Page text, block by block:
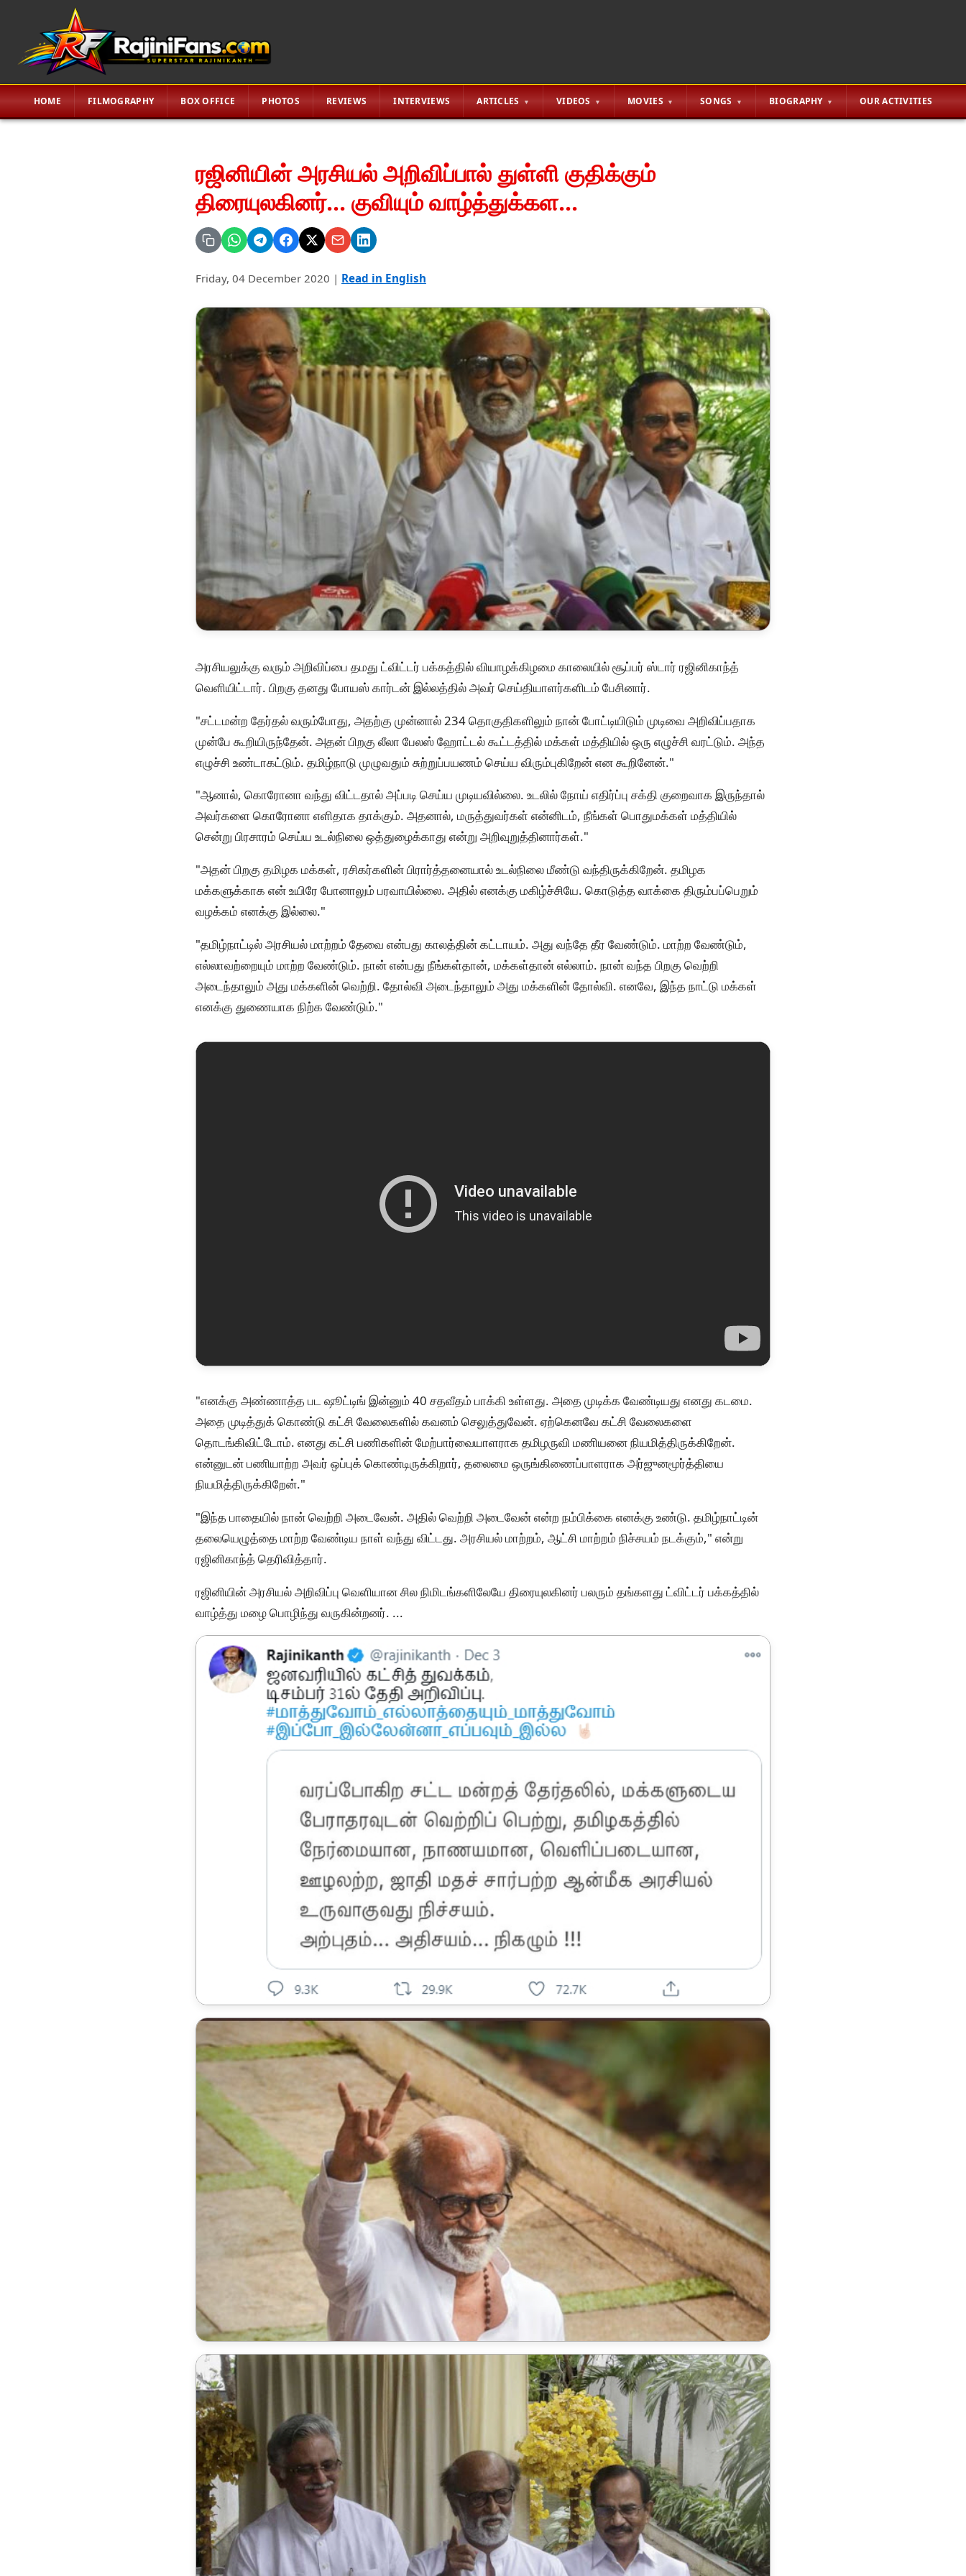
HOME FILMOGRAPHY BOX OFFICE PHOTOS REVIEWS INTERVIEWS ARTICLES VIDEOS MOVIES SONGS BIOGRAPHY OUR ACTIVITIES
ரஜினியின் அரசியல் அறிவிப்பால் துள்ளி குதிக்கும்
திரையுலகினர்... குவியும் வாழ்த்துக்கள...
Friday, 04 December 2020 | Read in English
அரசியலுக்கு வரும் அறிவிப்பை தமது ட்விட்டர் பக்கத்தில் வியாழக்கிழமை காலையில் சூப்பர் ஸ்டார் ரஜினிகாந்த்
வெளியிட்டார். பிறகு தனது போயஸ் கார்டன் இல்லத்தில் அவர் செய்தியாளர்களிடம் பேசினார்.
"சட்டமன்ற தேர்தல் வரும்போது, அதற்கு முன்னால் 234 தொகுதிகளிலும் நான் போட்டியிடும் முடிவை அறிவிப்பதாக
முன்பே கூறியிருந்தேன். அதன் பிறகு லீலா பேலஸ் ஹோட்டல் கூட்டத்தில் மக்கள் மத்தியில் ஒரு எழுச்சி வரட்டும். அந்த
எழுச்சி உண்டாகட்டும். தமிழ்நாடு முழுவதும் சுற்றுப்பயணம் செய்ய விரும்புகிறேன் என கூறினேன்."
"ஆனால், கொரோனா வந்து விட்டதால் அப்படி செய்ய முடியவில்லை. உடலில் நோய் எதிர்ப்பு சக்தி குறைவாக இருந்தால்
அவர்களை கொரோனா எளிதாக தாக்கும். அதனால், மருத்துவர்கள் என்னிடம், நீங்கள் பொதுமக்கள் மத்தியில்
சென்று பிரசாரம் செய்ய உடல்நிலை ஒத்துழைக்காது என்று அறிவுறுத்தினார்கள்."
"அதன் பிறகு தமிழக மக்கள், ரசிகர்களின் பிரார்த்தனையால் உடல்நிலை மீண்டு வந்திருக்கிறேன். தமிழக
மக்களுக்காக என் உயிரே போனாலும் பரவாயில்லை. அதில் எனக்கு மகிழ்ச்சியே. கொடுத்த வாக்கை திரும்பப்பெறும்
வழக்கம் எனக்கு இல்லை."
"தமிழ்நாட்டில் அரசியல் மாற்றம் தேவை என்பது காலத்தின் கட்டாயம். அது வந்தே தீர வேண்டும். மாற்ற வேண்டும்,
எல்லாவற்றையும் மாற்ற வேண்டும். நான் என்பது நீங்கள்தான், மக்கள்தான் எல்லாம். நான் வந்த பிறகு வெற்றி
அடைந்தாலும் அது மக்களின் வெற்றி. தோல்வி அடைந்தாலும் அது மக்களின் தோல்வி. எனவே, இந்த நாட்டு மக்கள்
எனக்கு துணையாக நிற்க வேண்டும்."
"எனக்கு அண்ணாத்த பட ஷூட்டிங் இன்னும் 40 சதவீதம் பாக்கி உள்ளது. அதை முடிக்க வேண்டியது எனது கடமை.
அதை முடித்துக் கொண்டு கட்சி வேலைகளில் கவனம் செலுத்துவேன். ஏற்கெனவே கட்சி வேலைகளை
தொடங்கிவிட்டோம். எனது கட்சி பணிகளின் மேற்பார்வையாளராக தமிழருவி மணியனை நியமித்திருக்கிறேன்.
என்னுடன் பணியாற்ற அவர் ஒப்புக் கொண்டிருக்கிறார், தலைமை ஒருங்கிணைப்பாளராக அர்ஜுனமூர்த்தியை
நியமித்திருக்கிறேன்."
"இந்த பாதையில் நான் வெற்றி அடைவேன். அதில் வெற்றி அடைவேன் என்ற நம்பிக்கை எனக்கு உண்டு. தமிழ்நாட்டின்
தலையெழுத்தை மாற்ற வேண்டிய நாள் வந்து விட்டது. அரசியல் மாற்றம், ஆட்சி மாற்றம் நிச்சயம் நடக்கும்," என்று
ரஜினிகாந்த் தெரிவித்தார்.
ரஜினியின் அரசியல் அறிவிப்பு வெளியான சில நிமிடங்களிலேயே திரையுலகினர் பலரும் தங்களது ட்விட்டர் பக்கத்தில்
வாழ்த்து மழை பொழிந்து வருகின்றனர். ...